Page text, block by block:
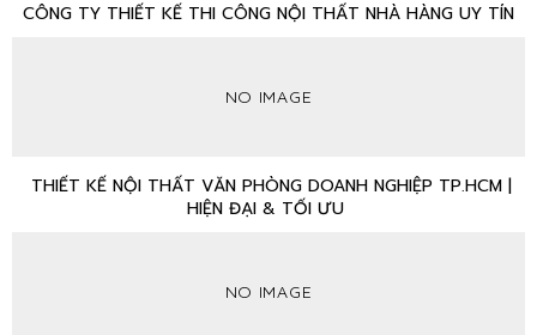
CÔNG TY THIẾT KẾ THI CÔNG NỘI THẤT NHÀ HÀNG UY TÍN
NO IMAGE
THIẾT KẾ NỘI THẤT VĂN PHÒNG DOANH NGHIỆP TP.HCM |
HIỆN ĐẠI & TỐI ƯU
NO IMAGE